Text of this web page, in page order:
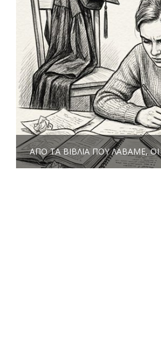
ΑΠΌ ΤΑ ΒΙΒΛΊΑ ΠΟΥ ΛΆΒΑΜΕ, ΟΙ